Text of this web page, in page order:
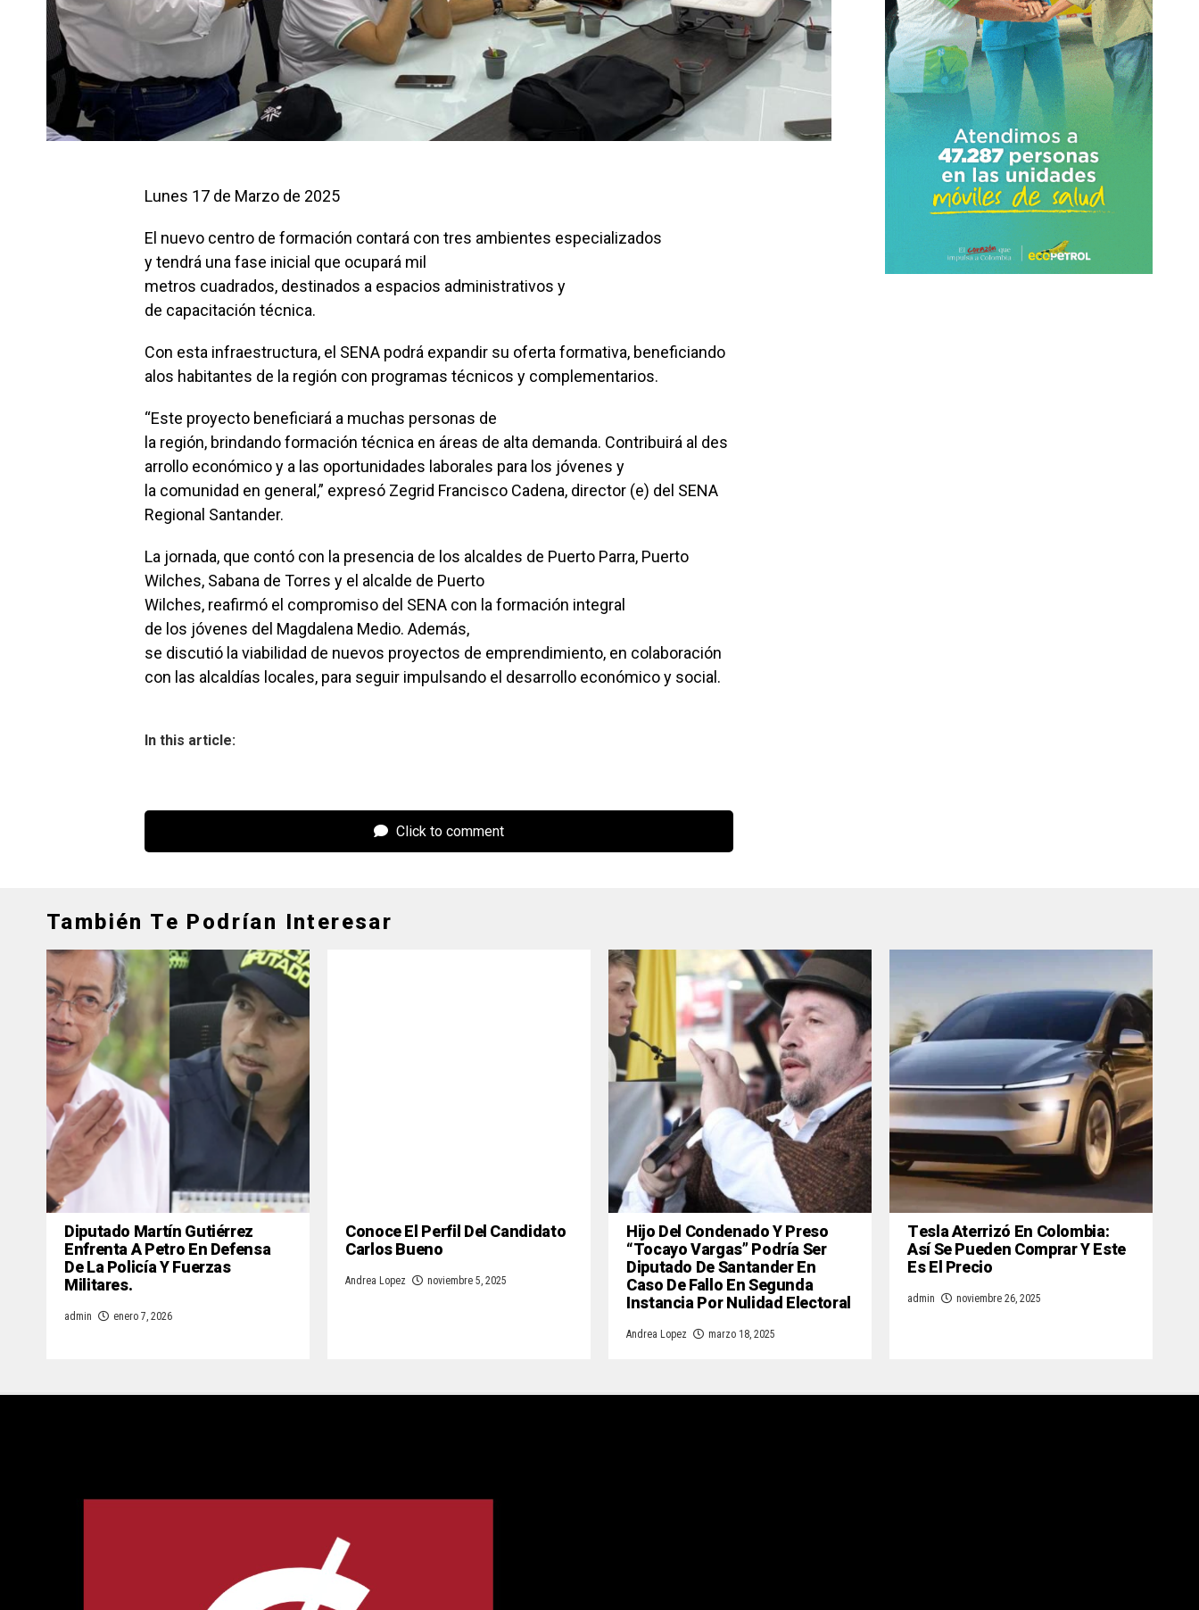
Lunes 17 de Marzo de 2025
El nuevo centro de formación contará con tres ambientes especializados
y tendrá una fase inicial que ocupará mil
metros cuadrados, destinados a espacios administrativos y
de capacitación técnica.
Con esta infraestructura, el SENA podrá expandir su oferta formativa, beneficiando
alos habitantes de la región con programas técnicos y complementarios.
“Este proyecto beneficiará a muchas personas de
la región, brindando formación técnica en áreas de alta demanda. Contribuirá al des
arrollo económico y a las oportunidades laborales para los jóvenes y
la comunidad en general,” expresó Zegrid Francisco Cadena, director (e) del SENA
Regional Santander.
La jornada, que contó con la presencia de los alcaldes de Puerto Parra, Puerto
Wilches, Sabana de Torres y el alcalde de Puerto
Wilches, reafirmó el compromiso del SENA con la formación integral
de los jóvenes del Magdalena Medio. Además,
se discutió la viabilidad de nuevos proyectos de emprendimiento, en colaboración
con las alcaldías locales, para seguir impulsando el desarrollo económico y social.
In this article:
Click to comment
También Te Podrían Interesar
Diputado Martín Gutiérrez
Enfrenta A Petro En Defensa
De La Policía Y Fuerzas
Militares.
admin enero 7, 2026
Conoce El Perfil Del Candidato
Carlos Bueno
Andrea Lopez noviembre 5, 2025
Hijo Del Condenado Y Preso
“Tocayo Vargas” Podría Ser
Diputado De Santander En
Caso De Fallo En Segunda
Instancia Por Nulidad Electoral
Andrea Lopez marzo 18, 2025
Tesla Aterrizó En Colombia:
Así Se Pueden Comprar Y Este
Es El Precio
admin noviembre 26, 2025